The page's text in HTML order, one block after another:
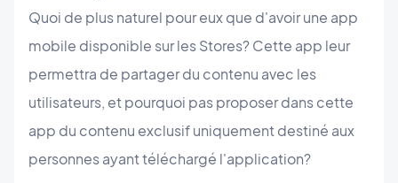
Quoi de plus naturel pour eux que d'avoir une app
mobile disponible sur les Stores? Cette app leur
permettra de partager du contenu avec les
utilisateurs, et pourquoi pas proposer dans cette
app du contenu exclusif uniquement destiné aux
personnes ayant téléchargé l'application?